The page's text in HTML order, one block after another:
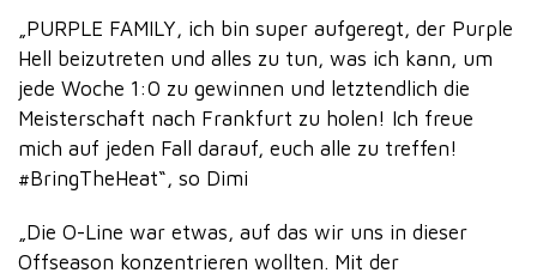
„PURPLE FAMILY, ich bin super aufgeregt, der Purple
Hell beizutreten und alles zu tun, was ich kann, um
jede Woche 1:0 zu gewinnen und letztendlich die
Meisterschaft nach Frankfurt zu holen! Ich freue
mich auf jeden Fall darauf, euch alle zu treffen!
#BringTheHeat“, so Dimi
„Die O-Line war etwas, auf das wir uns in dieser
Offseason konzentrieren wollten. Mit der